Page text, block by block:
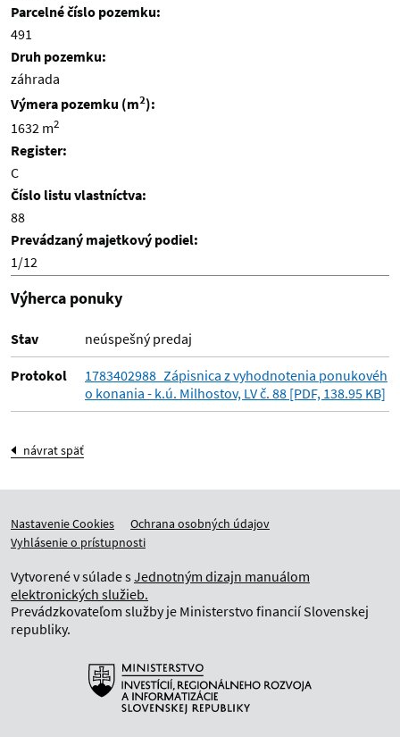
Parcelné číslo pozemku:
491
Druh pozemku:
záhrada
Výmera pozemku (m2):
1632 m2
Register:
C
Číslo listu vlastníctva:
88
Prevádzaný majetkový podiel:
1/12
Výherca ponuky
Stav neúspešný predaj
Protokol
1783402988_Zápisnica z vyhodnotenia ponukovéh
o konania - k.ú. Milhostov, LV č. 88 [PDF, 138.95 KB]
návrat späť
Nastavenie Cookies
Ochrana osobných údajov
Vyhlásenie o prístupnosti
Vytvorené v súlade sJednotným dizajn manuálom
elektronických služieb.
Prevádzkovateľom služby je Ministerstvo financií Slovenskej
republiky.